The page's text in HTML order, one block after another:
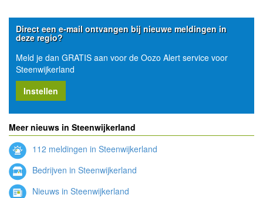
Direct een e-mail ontvangen bij nieuwe meldingen in
deze regio?
Meld je dan GRATIS aan voor de Oozo Alert service voor
Steenwijkerland
Instellen
Meer nieuws in Steenwijkerland
112 meldingen in Steenwijkerland
Bedrijven in Steenwijkerland
Nieuws in Steenwijkerland